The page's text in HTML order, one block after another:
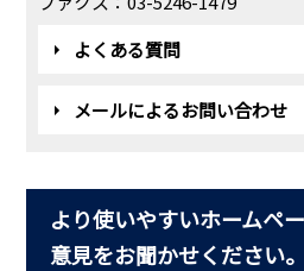
よくある質問
メールによるお問い合わせ
より使いやすいホームペ
意見をお聞かせください。